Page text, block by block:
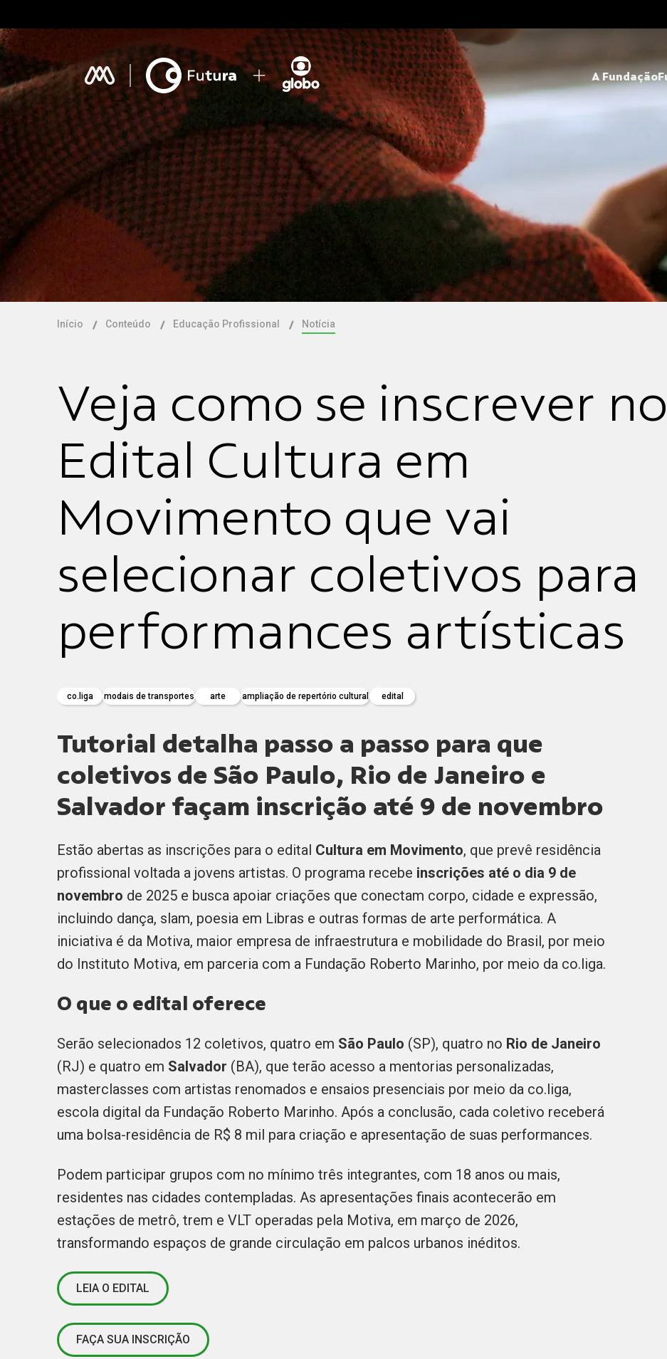
A Fundação
Início Conteúdo Educação Profissional Notícia
Veja como se inscrever no
Edital Cultura em
Movimento que vai
selecionar coletivos para
performances artísticas
co.liga modais de transportes arte ampliação de repertório cultural edital
Tutorial detalha passo a passo para que
coletivos de São Paulo, Rio de Janeiro e
Salvador façam inscrição até 9 de novembro
Estão abertas as inscrições para o edital Cultura em Movimento, que prevê residência
profissional voltada a jovens artistas. O programa recebe inscrições até o dia 9 de
novembro de 2025 e busca apoiar criações que conectam corpo, cidade e expressão,
incluindo dança, slam, poesia em Libras e outras formas de arte performática. A
iniciativa é da Motiva, maior empresa de infraestrutura e mobilidade do Brasil, por meio
do Instituto Motiva, em parceria com a Fundação Roberto Marinho, por meio da co.liga.
O que o edital oferece
Serão selecionados 12 coletivos, quatro em São Paulo (SP), quatro no Rio de Janeiro
(RJ) e quatro em Salvador (BA), que terão acesso a mentorias personalizadas,
masterclasses com artistas renomados e ensaios presenciais por meio da co.liga,
escola digital da Fundação Roberto Marinho. Após a conclusão, cada coletivo receberá
uma bolsa-residência de R$ 8 mil para criação e apresentação de suas performances.
Podem participar grupos com no mínimo três integrantes, com 18 anos ou mais,
residentes nas cidades contempladas. As apresentações finais acontecerão em
estações de metrô, trem e VLT operadas pela Motiva, em março de 2026,
transformando espaços de grande circulação em palcos urbanos inéditos.
LEIA O EDITAL
FAÇA SUA INSCRIÇÃO